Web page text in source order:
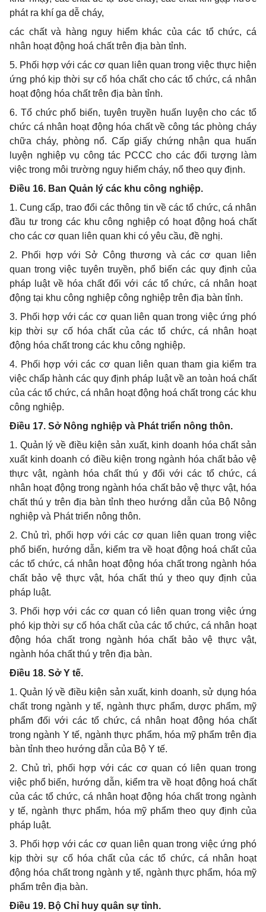
phát ra khí ga dễ cháy,
các chất và hàng nguy hiểm khác của các tổ chức, cá
nhân hoạt động hoá chất trên địa bàn tỉnh.
5. Phối hợp với các cơ quan liên quan trong việc thực hiện
ứng phó kịp thời sự cố hóa chất cho các tổ chức, cá nhân
hoạt động hóa chất trên địa bàn tỉnh.
6. Tổ chức phổ biến, tuyên truyền huấn luyện cho các tổ
chức cá nhân hoạt động hóa chất về công tác phòng cháy
chữa cháy, phòng nổ. Cấp giấy chứng nhận qua huấn
luyện nghiệp vụ công tác PCCC cho các đối tượng làm
việc trong môi trường nguy hiểm cháy, nổ theo quy định.
Điều 16. Ban Quản lý các khu công nghiệp.
1. Cung cấp, trao đổi các thông tin về các tổ chức, cá nhân
đầu tư trong các khu công nghiệp có hoạt động hoá chất
cho các cơ quan liên quan khi có yêu cầu, đề nghị.
2. Phối hợp với Sở Công thương và các cơ quan liên
quan trong việc tuyên truyền, phổ biến các quy định của
pháp luật về hóa chất đối với các tổ chức, cá nhân hoạt
động tại khu công nghiệp công nghiệp trên địa bàn tỉnh.
3. Phối hợp với các cơ quan liên quan trong việc ứng phó
kịp thời sự cố hóa chất của các tổ chức, cá nhân hoạt
động hóa chất trong các khu công nghiệp.
4. Phối hợp với các cơ quan liên quan tham gia kiểm tra
việc chấp hành các quy định pháp luật về an toàn hoá chất
của các tổ chức, cá nhân hoạt động hoá chất trong các khu
công nghiệp.
Điều 17. Sở Nông nghiệp và Phát triển nông thôn.
1. Quản lý về điều kiện sản xuất, kinh doanh hóa chất sản
xuất kinh doanh có điều kiện trong ngành hóa chất bảo vệ
thực vật, ngành hóa chất thú y đối với các tổ chức, cá
nhân hoạt động trong ngành hóa chất bảo vệ thực vật, hóa
chất thú y trên địa bàn tỉnh theo hướng dẫn của Bộ Nông
nghiệp và Phát triển nông thôn.
2. Chủ trì, phối hợp với các cơ quan liên quan trong việc
phổ biến, hướng dẫn, kiểm tra về hoạt động hoá chất của
các tổ chức, cá nhân hoạt động hóa chất trong ngành hóa
chất bảo vệ thực vật, hóa chất thú y theo quy định của
pháp luật.
3. Phối hợp với các cơ quan có liên quan trong việc ứng
phó kịp thời sự cố hóa chất của các tổ chức, cá nhân hoạt
động hóa chất trong ngành hóa chất bảo vệ thực vật,
ngành hóa chất thú y trên địa bàn.
Điều 18. Sở Y tế.
1. Quản lý về điều kiện sản xuất, kinh doanh, sử dụng hóa
chất trong ngành y tế, ngành thực phẩm, dược phẩm, mỹ
phẩm đối với các tổ chức, cá nhân hoạt động hóa chất
trong ngành Y tế, ngành thực phẩm, hóa mỹ phẩm trên địa
bàn tỉnh theo hướng dẫn của Bộ Y tế.
2. Chủ trì, phối hợp với các cơ quan có liên quan trong
việc phổ biến, hướng dẫn, kiểm tra về hoạt động hoá chất
của các tổ chức, cá nhân hoạt động hóa chất trong ngành
y tế, ngành thực phẩm, hóa mỹ phẩm theo quy định của
pháp luật.
3. Phối hợp với các cơ quan liên quan trong việc ứng phó
kịp thời sự cố hóa chất của các tổ chức, cá nhân hoạt
động hóa chất trong ngành y tế, ngành thực phẩm, hóa mỹ
phẩm trên địa bàn.
Điều 19. Bộ Chỉ huy quân sự tỉnh.